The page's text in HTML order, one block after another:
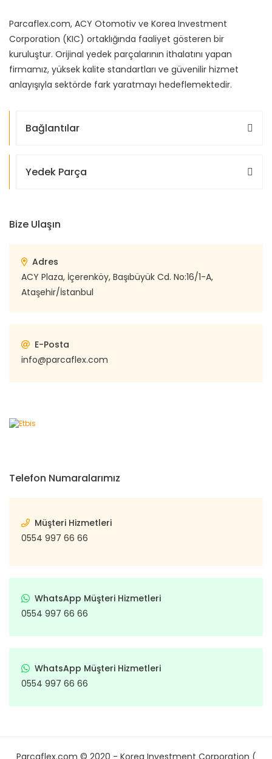
Parcaflex.com, ACY Otomotiv ve Korea Investment
Corporation (KIC) ortaklığında faaliyet gösteren bir
kuruluştur. Orijinal yedek parçalarının ithalatını yapan
firmamız, yüksek kalite standartları ve güvenilir hizmet
anlayışıyla sektörde fark yaratmayı hedeflemektedir.
Bağlantılar
Yedek Parça
Bize Ulaşın
Adres
ACY Plaza, İçerenköy, Başıbüyük Cd. No:16/1-A,
Ataşehir/İstanbul
E-Posta
info@parcaflex.com
Telefon Numaralarımız
Müşteri Hizmetleri
0554 997 66 66
WhatsApp Müşteri Hizmetleri
0554 997 66 66
WhatsApp Müşteri Hizmetleri
0554 997 66 66
Parcaflex.com © 2020 - Korea Investment Corporation (